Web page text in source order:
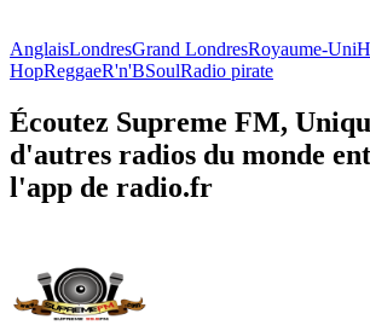
AnglaisLondresGrand LondresRoyaume-Uni
HopReggaeR'n'BSoulRadio pirate
Écoutez Supreme FM,
d'autres radios du monde
l'app de radio.fr